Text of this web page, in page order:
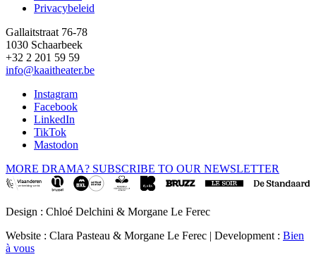
Privacybeleid
Gallaitstraat 76-78
1030 Schaarbeek
+32 2 201 59 59
info@kaaitheater.be
Instagram
Facebook
LinkedIn
TikTok
Mastodon
MORE DRAMA? SUBSCRIBE TO OUR NEWSLETTER
Design : Chloé Delchini & Morgane Le Ferec
Website : Clara Pasteau & Morgane Le Ferec | Development : Bien
à vous